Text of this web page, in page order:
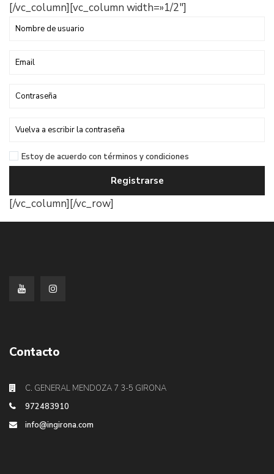
[/vc_column][vc_column width=»1/2″]
Estoy de acuerdo con términos y condiciones
Registrarse
[/vc_column][/vc_row]
Contacto
C. GENERAL MENDOZA 7 3-5 GIRONA
972483910
info@ingirona.com